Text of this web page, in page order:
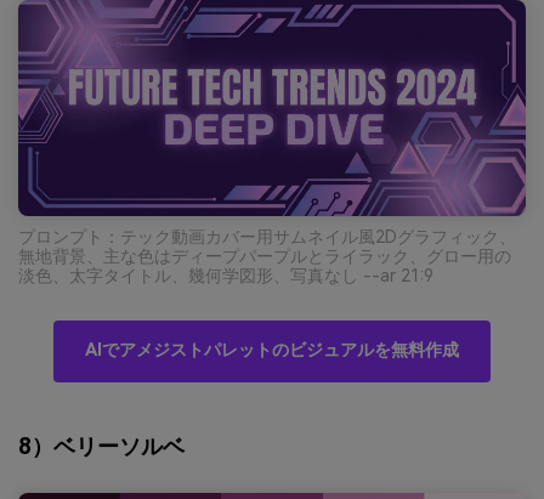
プロンプト：テック動画カバー用サムネイル風2Dグラフィック、
無地背景、主な色はディープパープルとライラック、グロー用の
淡色、太字タイトル、幾何学図形、写真なし --ar 21:9
AIでアメジストパレットのビジュアルを無料作成
8）ベリーソルベ